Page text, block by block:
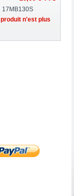
17MB130S
n'est plus